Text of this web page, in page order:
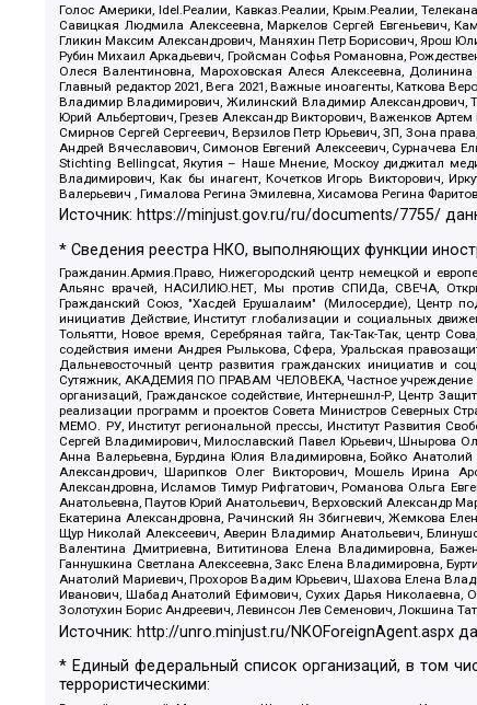
Голос Америки, Idel.Реалии, Кавказ.Реалии, Крым.Реалии,
Савицкая Людмила Алексеевна, Маркелов Сергей Евгеньевич,
Гликин Максим Александрович, Маняхин Петр Борисович, Ярош
Рубин Михаил Аркадьевич, Гройсман Софья Романовна,
Олеся Валентиновна, Мароховская Алеся Алексеевна,
Главный редактор 2021, Вега 2021, Важные иноагенты, Каткова
Владимир Владимирович, Жилинский Владимир Александрович,
Юрий Альбертович, Грезев Александр Викторович, Важенков
Смирнов Сергей Сергеевич, Верзилов Петр Юрьевич, ЗП, Зона
Андрей Вячеславович, Симонов Евгений Алексеевич, Сурначева
Stichting Bellingcat, Якутия – Наше Мнение, Москоу диджитал
Владимирович, Как бы инагент, Кочетков Игорь Викторович,
Валерьевич , Гималова Регина Эмилевна, Хисамова Регина
Источник: https://minjust.gov.ru/ru/documents/7755/
* Сведения реестра НКО, выполняющих функции
Гражданин.Армия.Право, Нижегородский центр немецкой и
Альянс врачей, НАСИЛИЮ.НЕТ, Мы против СПИДа, СВЕЧА,
Гражданский Союз, "Хасдей Ерушалаим" (Милосердие), Центр
инициатив Действие, Институт глобализации и социальных
Тольятти, Новое время, Серебряная тайга, Так-Так-Так, центр
содействия имени Андрея Рылькова, Сфера, Уральская
Дальневосточный центр развития гражданских инициатив и
Сутяжник, АКАДЕМИЯ ПО ПРАВАМ ЧЕЛОВЕКА, Частное учреждение в
организаций, Гражданское содействие, Интернешнл-Р, Центр
реализации программ и проектов Совета Министров Северных
МЕМО. РУ, Институт региональной прессы, Институт Развития
Сергей Владимирович, Милославский Павел Юрьевич, Шнырова
Анна Валерьевна, Бурдина Юлия Владимировна, Бойко Анатолий
Александрович, Шарипков Олег Викторович, Мошель Ирина
Александровна, Исламов Тимур Рифгатович, Романова Ольга
Анатольевна, Паутов Юрий Анатольевич, Верховский Александр
Екатерина Александровна, Рачинский Ян Збигневич, Жемкова
Щур Николай Алексеевич, Аверин Владимир Анатольевич,
Валентина Дмитриевна, Вититинова Елена Владимировна,
Ганнушкина Светлана Алексеевна, Закс Елена Владимировна,
Анатолий Мариевич, Прохоров Вадим Юрьевич, Шахова Елена
Иванович, Шабад Анатолий Ефимович, Сухих Дарья Николаевна,
Золотухин Борис Андреевич, Левинсон Лев Семенович, Локшина
Источник: http://unro.minjust.ru/NKOForeignAgent.aspx
* Единый федеральный список организаций, в том
террористическими: